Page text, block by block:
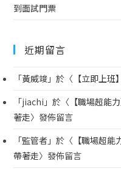
到面試門票
近期留言
「黃威竣 」於〈 【立即上
「jiachi 」於〈 【職場超能
著走〉發佈留言
「監管者 」於〈 【職場超
帶著走〉發佈留言